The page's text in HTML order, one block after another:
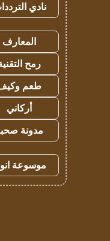
نادي
المعارف
رمح
طعم
أركاني
مدونة
موسوعة